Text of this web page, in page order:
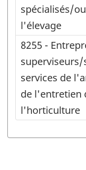
spécialisés/
l'élevage
8255 -
superviseurs/
services de
de l'entretien
l'horticulture